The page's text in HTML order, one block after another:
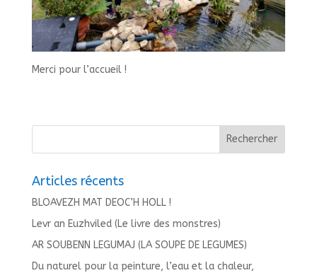
Merci pour l’accueil !
Articles récents
BLOAVEZH MAT DEOC’H HOLL !
Levr an Euzhviled (Le livre des monstres)
AR SOUBENN LEGUMAJ (LA SOUPE DE LEGUMES)
Du naturel pour la peinture, l’eau et la chaleur,